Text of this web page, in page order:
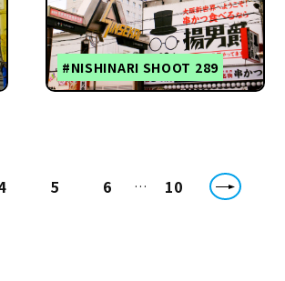
#NISHINARI SHOOT 289
5 6 … 10